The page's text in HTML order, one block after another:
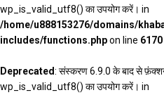
wp_is_valid_utf8() का उपयोग करें। in
/home/u888153276/domains/
includes/functions.phpon line 6170
Deprecated: संस्करण 6.9.0 के बाद से
wp_is_valid_utf8() का उपयोग करें। in